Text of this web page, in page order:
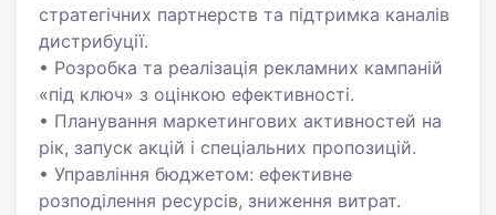
стратегічних партнерств та підтримка каналів
дистрибуції.
• Розробка та реалізація рекламних кампаній
«під ключ» з оцінкою ефективності.
• Планування маркетингових активностей на
рік, запуск акцій і спеціальних пропозицій.
• Управління бюджетом: ефективне
розподілення ресурсів, зниження витрат.